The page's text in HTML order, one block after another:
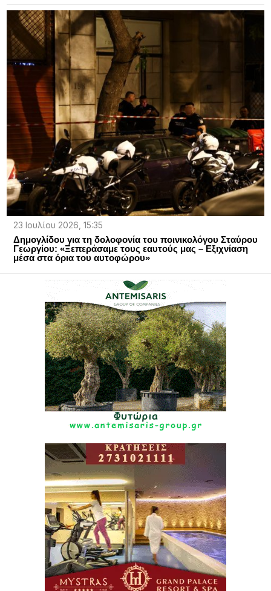
23 Ιουλίου 2026, 15:35
Δημογλίδου για τη δολοφονία του ποινικολόγου Σταύρου
Γεωργίου: «Ξεπεράσαμε τους εαυτούς μας – Εξιχνίαση
μέσα στα όρια του αυτοφώρου»